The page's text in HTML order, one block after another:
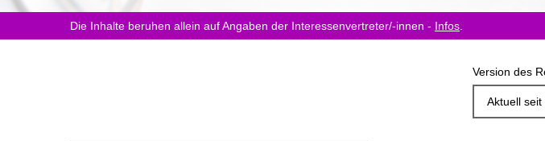
hier:Die Inhalte beruhen allein auf Angaben der Interessenvertreter/-innen - Infos
Version des